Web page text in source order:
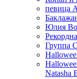
певица
Юлия
Группа
Natasha